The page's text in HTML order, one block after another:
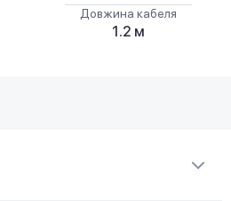
Довжина кабеля
1.2 м